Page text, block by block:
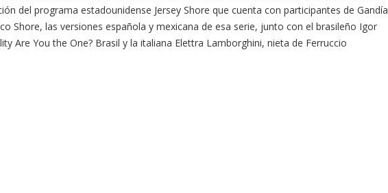
del programa estadounidense Jersey Shore que cuenta con participantes de Gandía
Shore, las versiones española y mexicana de esa serie, junto con el brasileño Igor
Are You the One? Brasil y la italiana Elettra Lamborghini, nieta de Ferruccio